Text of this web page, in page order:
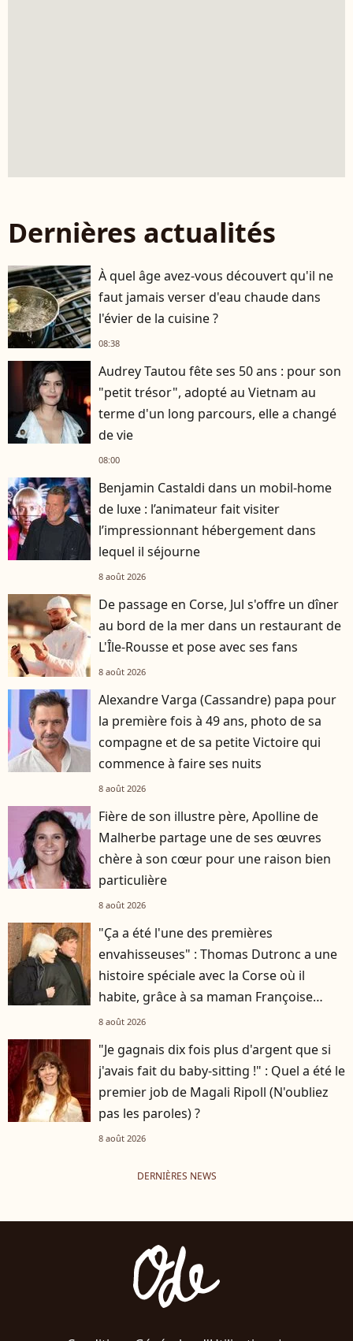
Dernières actualités
À quel âge avez-vous découvert qu'il ne
faut jamais verser d'eau chaude dans
l'évier de la cuisine ?
08:38
Audrey Tautou fête ses 50 ans : pour son
"petit trésor", adopté au Vietnam au
terme d'un long parcours, elle a changé
de vie
08:00
Benjamin Castaldi dans un mobil-home
de luxe : l’animateur fait visiter
l’impressionnant hébergement dans
lequel il séjourne
8 août 2026
De passage en Corse, Jul s'offre un dîner
au bord de la mer dans un restaurant de
L'Île-Rousse et pose avec ses fans
8 août 2026
Alexandre Varga (Cassandre) papa pour
la première fois à 49 ans, photo de sa
compagne et de sa petite Victoire qui
commence à faire ses nuits
8 août 2026
Fière de son illustre père, Apolline de
Malherbe partage une de ses œuvres
chère à son cœur pour une raison bien
particulière
8 août 2026
"Ça a été l'une des premières
envahisseuses" : Thomas Dutronc a une
histoire spéciale avec la Corse où il
habite, grâce à sa maman Françoise
Hardy
8 août 2026
"Je gagnais dix fois plus d'argent que si
j'avais fait du baby-sitting !" : Quel a été le
premier job de Magali Ripoll (N'oubliez
pas les paroles) ?
8 août 2026
DERNIÈRES NEWS